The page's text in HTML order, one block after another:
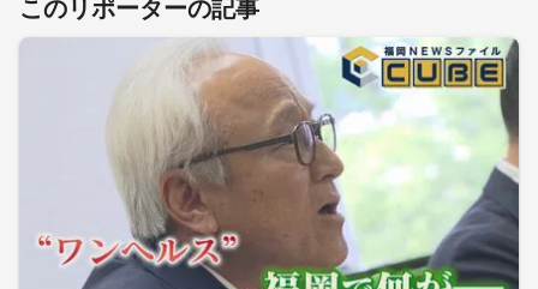
このリポーターの記事